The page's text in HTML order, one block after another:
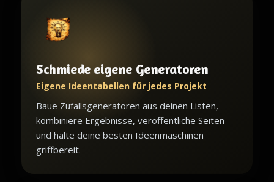
Schmiede eigene Generatoren
Eigene Ideentabellen für jedes Projekt
Baue Zufallsgeneratoren aus deinen Listen,
kombiniere Ergebnisse, veröffentliche Seiten
und halte deine besten Ideenmaschinen
griffbereit.